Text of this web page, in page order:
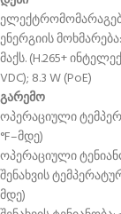
ენერგიის
მაქს. (H.265+
VDC); 8.3 W (PoE)
გარემო
ოპერაციული
°F–მდე)
ოპერაციული
შენახვის
მდე)